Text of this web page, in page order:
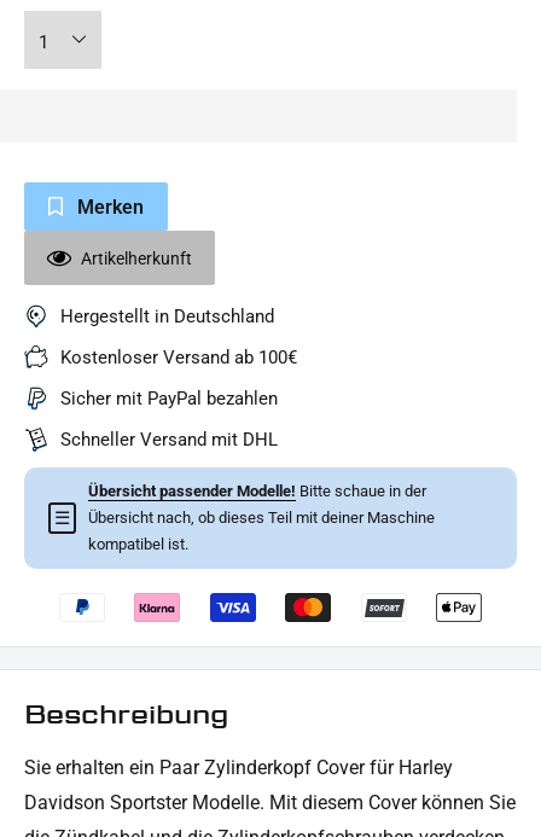
Merken
Artikelherkunft
Hergestellt in Deutschland
Kostenloser Versand ab 100€
Sicher mit PayPal bezahlen
Schneller Versand mit DHL
☰
Übersicht passender Modelle! Bitte schaue in der
Übersicht nach, ob dieses Teil mit deiner Maschine
kompatibel ist.
Beschreibung
Sie erhalten ein Paar Zylinderkopf Cover für Harley
Davidson Sportster Modelle. Mit diesem Cover können Sie